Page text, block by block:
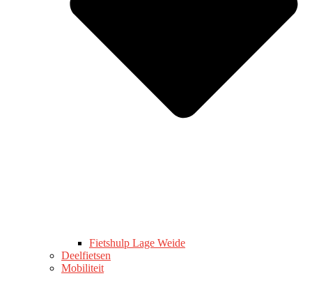
Fietshulp Lage Weide
Deelfietsen
Mobiliteit